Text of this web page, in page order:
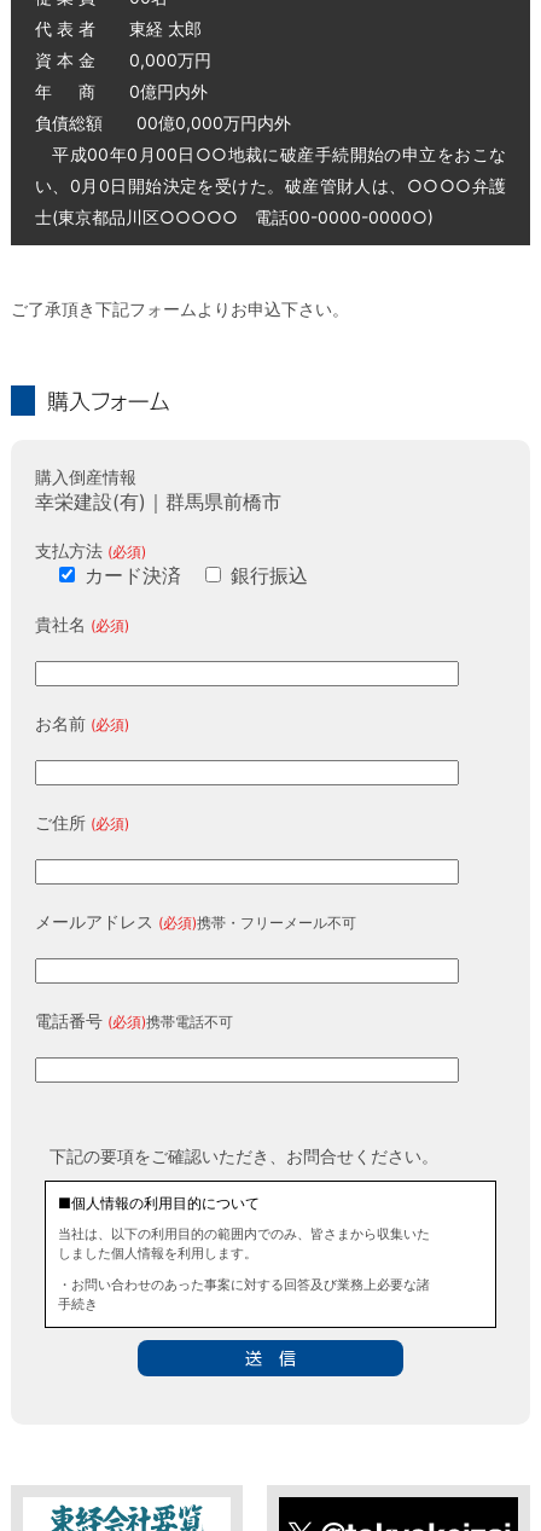
代 表 者 東経 太郎
資 本 金 0,000万円
年 商 0億円内外
負債総額 00億0,000万円内外
平成00年0月00日○○地裁に破産手続開始の申立をおこな
い、0月0日開始決定を受けた。破産管財人は、○○○○弁護
士(東京都品川区○○○○○ 電話00-0000-0000○)
ご了承頂き下記フォームよりお申込下さい。
購入倒産情報
幸栄建設(有)｜群馬県前橋市
支払方法 (必須)
カード決済 銀行振込
貴社名 (必須)
お名前 (必須)
ご住所 (必須)
メールアドレス (必須)携帯・フリーメール不可
電話番号 (必須)携帯電話不可
下記の要項をご確認いただき、お問合せください。
■個人情報の利用目的について
当社は、以下の利用目的の範囲内でのみ、皆さまから収集いた
しました個人情報を利用します。
・お問い合わせのあった事案に対する回答及び業務上必要な諸
手続き
■個人情報の第三者提供について
■ 個人情報提供の任意性及び留意点
個人情報のご提供は任意ですが、必要な個人情報をご提供いた